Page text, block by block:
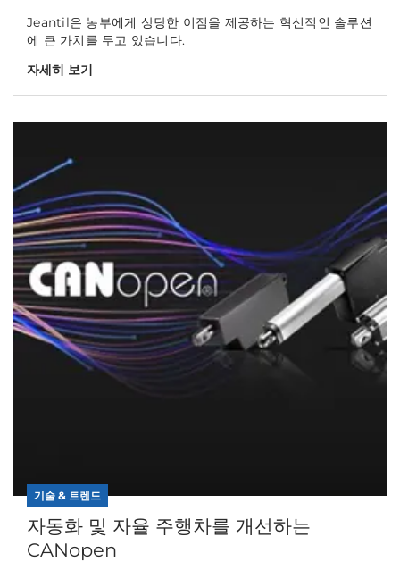
Jeantil은 농부에게 상당한 이점을 제공하는 혁신적인 솔루션
에 큰 가치를 두고 있습니다.
자세히 보기
기술 & 트렌드
자동화 및 자율 주행차를 개선하는
CANopen